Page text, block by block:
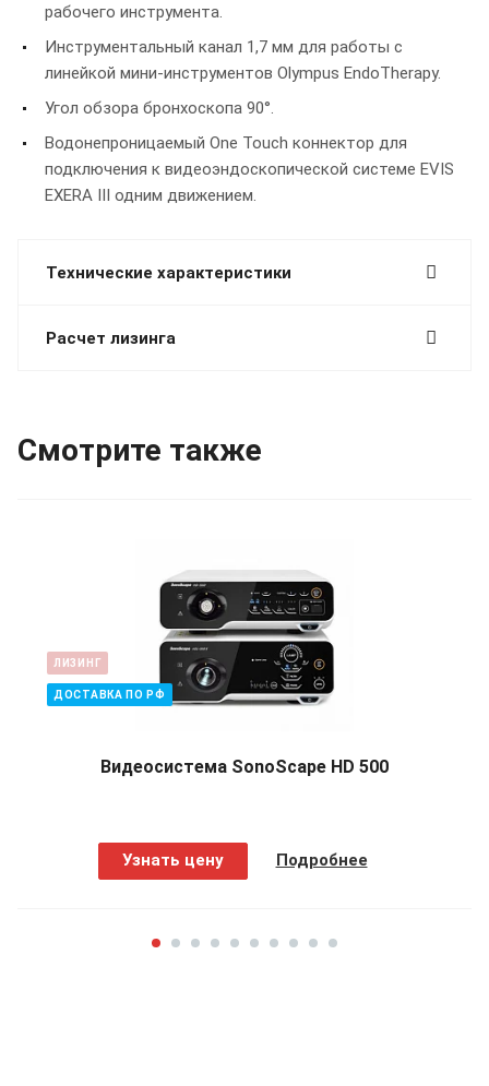
рабочего инструмента.
Инструментальный канал 1,7 мм для работы с
линейкой мини-инструментов Olympus EndoTherapy.
Угол обзора бронхоскопа 90°.
Водонепроницаемый One Touch коннектор для
подключения к видеоэндоскопической системе EVIS
EXERA III одним движением.
Технические характеристики
Расчет лизинга
Смотрите также
ЛИЗИНГ
ДОСТАВКА ПО РФ
Видеосистема SonoScape HD 500
Узнать цену Подробнее